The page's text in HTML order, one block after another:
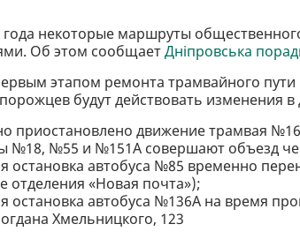
некоторые маршруты
Об этом сообщаетДніпровська
этапом ремонта трамвайного
будут действовать изменения
приостановлено движение трамвая
№18, №55 и №151А совершают объезд
остановка автобуса №85 временно
отделения «Новая почта»);
остановка автобуса №136А на время
Хмельницкого, 123